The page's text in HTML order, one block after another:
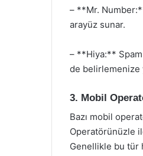
– **Mr.
arayüz sunar.
– **Hiya:** Spam
de belirlemenize
3. Mobil
Bazı mobil
Operatörünüzle
Genellikle bu tür